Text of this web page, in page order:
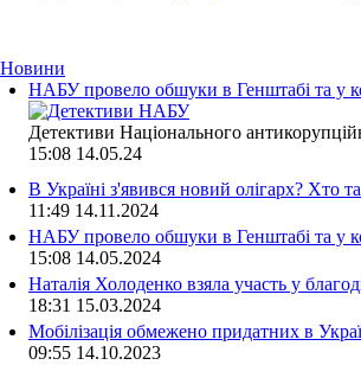
Новини
НАБУ провело обшуки в Генштабі та у
Детективи Національного
15:08 14.05.24
В Україні з'явився новий олігарх? Хто
11:49 14.11.2024
НАБУ провело обшуки в Генштабі та у
15:08 14.05.2024
Наталія Холоденко взяла участь у
18:31 15.03.2024
Мобілізація обмежено придатних в
09:55 14.10.2023